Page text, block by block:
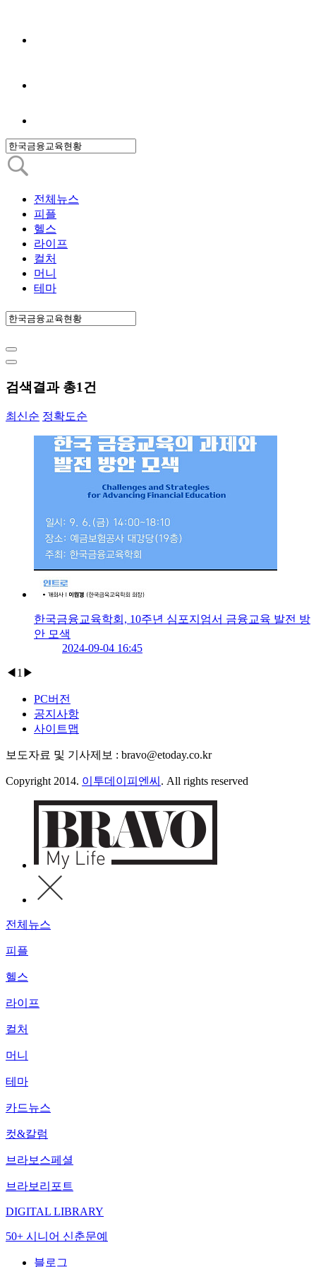
전체뉴스
피플
헬스
라이프
컬처
머니
테마
검색결과 총1건
최신순 정확도순
한국금융교육학회, 10주년 심포지엄서 금융교육 발전 방
안 모색
2024-09-04 16:45
◀ 1 ▶
PC버전
공지사항
사이트맵
보도자료 및 기사제보 : bravo@etoday.co.kr
Copyright 2014. 이투데이피엔씨 . All rights reserved
전체뉴스
피플
헬스
라이프
컬처
머니
테마
카드뉴스
컷&칼럼
브라보스페셜
브라보리포트
DIGITAL LIBRARY
50+ 시니어 신춘문예
블로그